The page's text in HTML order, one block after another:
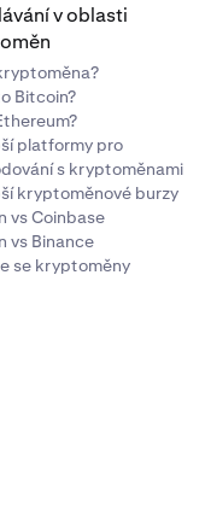
v oblasti
Bitcoin?
platformy pro
s kryptoměnami
kryptoměnové burzy
vs Coinbase
vs Binance
se kryptoměny